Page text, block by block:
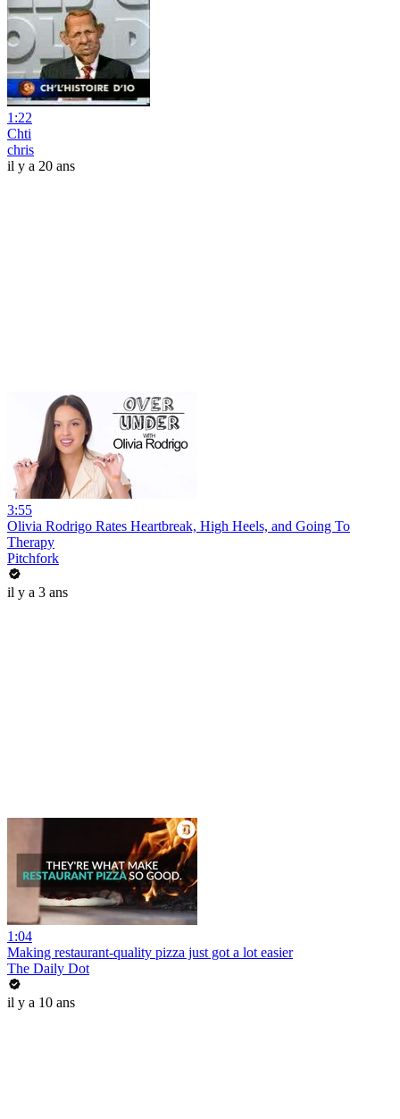
1:22
Chti
chris
il y a 20 ans
3:55
Olivia Rodrigo Rates Heartbreak, High Heels, and Going To
Therapy
Pitchfork
il y a 3 ans
1:04
Making restaurant-quality pizza just got a lot easier
The Daily Dot
il y a 10 ans